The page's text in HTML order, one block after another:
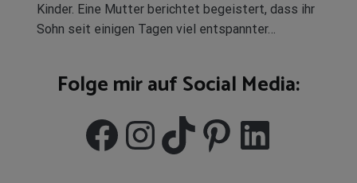
Kinder. Eine Mutter berichtet begeistert, dass ihr
Sohn seit einigen Tagen viel entspannter…
Folge mir auf Social Media:
Facebook
Instagram
TikTok
Pinterest